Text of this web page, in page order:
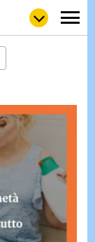
LOLGULP
LOVE
WOW
POP
NEWS
& TV